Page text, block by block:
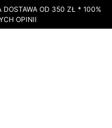
DOSTAWA OD 350 ZŁ * 100%
OPINII